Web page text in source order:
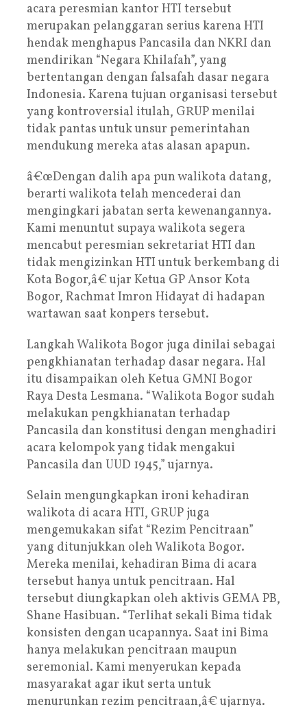
acara peresmian kantor HTI tersebut
merupakan pelanggaran serius karena HTI
hendak menghapus Pancasila dan NKRI dan
mendirikan “Negara Khilafah”, yang
bertentangan dengan falsafah dasar negara
Indonesia. Karena tujuan organisasi tersebut
yang kontroversial itulah, GRUP menilai
tidak pantas untuk unsur pemerintahan
mendukung mereka atas alasan apapun.
â€œDengan dalih apa pun walikota datang,
berarti walikota telah mencederai dan
mengingkari jabatan serta kewenangannya.
Kami menuntut supaya walikota segera
mencabut peresmian sekretariat HTI dan
tidak mengizinkan HTI untuk berkembang di
Kota Bogor,â€ ujar Ketua GP Ansor Kota
Bogor, Rachmat Imron Hidayat di hadapan
wartawan saat konpers tersebut.
Langkah Walikota Bogor juga dinilai sebagai
pengkhianatan terhadap dasar negara. Hal
itu disampaikan oleh Ketua GMNI Bogor
Raya Desta Lesmana. “Walikota Bogor sudah
melakukan pengkhianatan terhadap
Pancasila dan konstitusi dengan menghadiri
acara kelompok yang tidak mengakui
Pancasila dan UUD 1945,” ujarnya.
Selain mengungkapkan ironi kehadiran
walikota di acara HTI, GRUP juga
mengemukakan sifat “Rezim Pencitraan”
yang ditunjukkan oleh Walikota Bogor.
Mereka menilai, kehadiran Bima di acara
tersebut hanya untuk pencitraan. Hal
tersebut diungkapkan oleh aktivis GEMA PB,
Shane Hasibuan. “Terlihat sekali Bima tidak
konsisten dengan ucapannya. Saat ini Bima
hanya melakukan pencitraan maupun
seremonial. Kami menyerukan kepada
masyarakat agar ikut serta untuk
menurunkan rezim pencitraan,â€ ujarnya.